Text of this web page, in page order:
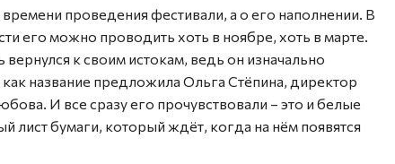
проведения фестивали, а о его наполнении. В
его можно проводить хоть в ноябре, хоть в марте.
к своим истокам, ведь он изначально
название предложила Ольга Стёпина, директор
И все сразу его прочувствовали – это и белые
лист бумаги, который ждёт, когда на нём появятся